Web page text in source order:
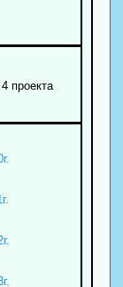
проекта